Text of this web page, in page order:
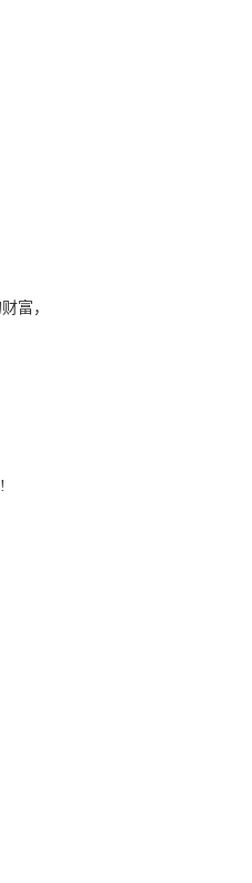
富，